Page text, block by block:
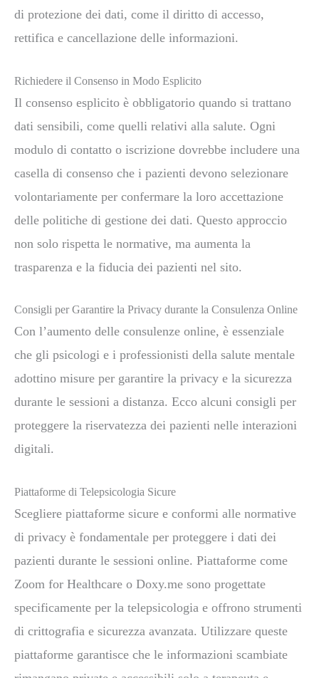
di protezione dei dati, come il diritto di accesso,
rettifica e cancellazione delle informazioni.
Richiedere il Consenso in Modo Esplicito
Il consenso esplicito è obbligatorio quando si trattano
dati sensibili, come quelli relativi alla salute. Ogni
modulo di contatto o iscrizione dovrebbe includere una
casella di consenso che i pazienti devono selezionare
volontariamente per confermare la loro accettazione
delle politiche di gestione dei dati. Questo approccio
non solo rispetta le normative, ma aumenta la
trasparenza e la fiducia dei pazienti nel sito.
Consigli per Garantire la Privacy durante la Consulenza Online
Con l’aumento delle consulenze online, è essenziale
che gli psicologi e i professionisti della salute mentale
adottino misure per garantire la privacy e la sicurezza
durante le sessioni a distanza. Ecco alcuni consigli per
proteggere la riservatezza dei pazienti nelle interazioni
digitali.
Piattaforme di Telepsicologia Sicure
Scegliere piattaforme sicure e conformi alle normative
di privacy è fondamentale per proteggere i dati dei
pazienti durante le sessioni online. Piattaforme come
Zoom for Healthcare o Doxy.me sono progettate
specificamente per la telepsicologia e offrono strumenti
di crittografia e sicurezza avanzata. Utilizzare queste
piattaforme garantisce che le informazioni scambiate